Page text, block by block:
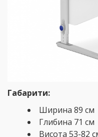
Габарити:
Ширина 89 см
Глибина 71 см
Висота 53-82